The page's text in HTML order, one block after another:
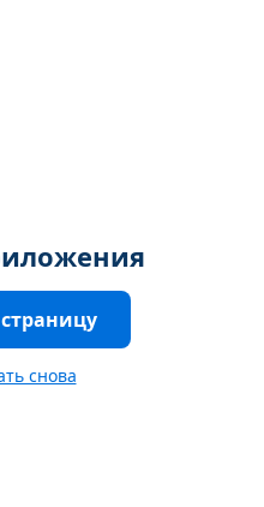
снова